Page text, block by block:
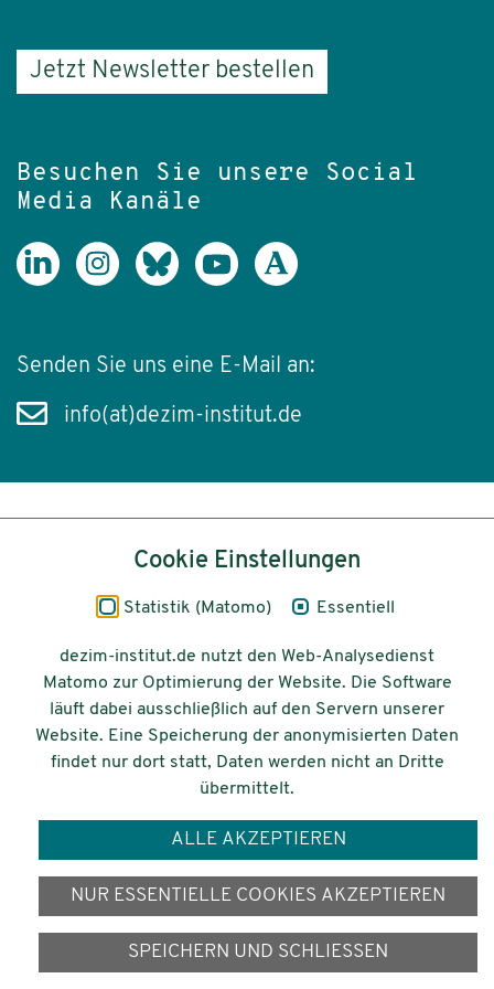
Jetzt Newsletter bestellen
Besuchen Sie unsere Social
Media Kanäle
Senden Sie uns eine E-Mail an:
info(at)dezim-institut.de
Impressum
Datenschutz
Barrierefreiheit
© 2026 Deutsches Zentrum für
Integrations-
und Migrationsforschung DeZIM e.V.
Cookie Einstellungen
Statistik (Matomo) Essentiell
dezim-institut.de nutzt den Web-Analysedienst
Matomo zur Optimierung der Website. Die Software
läuft dabei ausschließlich auf den Servern unserer
Website. Eine Speicherung der anonymisierten Daten
findet nur dort statt, Daten werden nicht an Dritte
übermittelt.
ALLE AKZEPTIEREN
NUR ESSENTIELLE COOKIES AKZEPTIEREN
SPEICHERN UND SCHLIESSEN